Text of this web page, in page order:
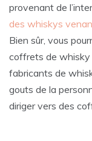
provenant de
des whiskys
Bien sûr, vous
coffrets de whisky
fabricants de
gouts de la
diriger vers des